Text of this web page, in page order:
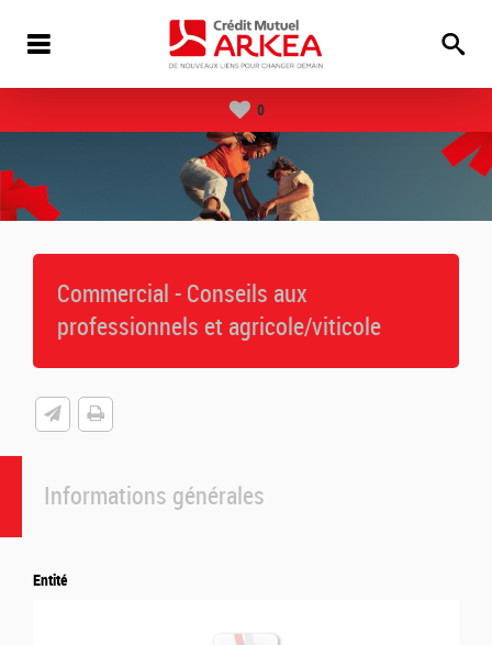
0
Commercial - Conseils aux
professionnels et agricole/viticole
Informations générales
Entité